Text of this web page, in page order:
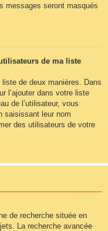
messages seront masqués
de ma liste
de deux manières. Dans
l’ajouter dans votre liste
de l’utilisateur, vous
saisissant leur nom
des utilisateurs de votre
de recherche située en
La recherche avancée